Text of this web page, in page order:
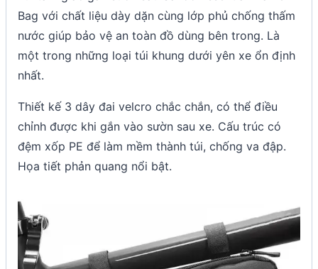
Bag với chất liệu dày dặn cùng lớp phủ chống thấm
nước giúp bảo vệ an toàn đồ dùng bên trong. Là
một trong những loại túi khung dưới yên xe ổn định
nhất.
Thiết kế 3 dây đai velcro chắc chắn, có thể điều
chỉnh được khi gắn vào sườn sau xe. Cấu trúc có
đệm xốp PE để làm mềm thành túi, chống va đập.
Họa tiết phản quang nổi bật.